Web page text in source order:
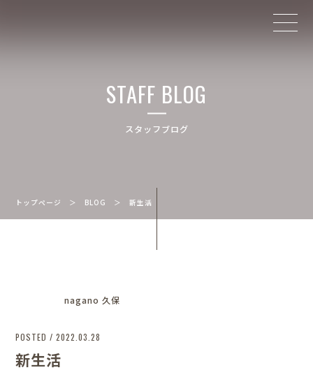
STAFF BLOG
スタッフブログ
トップページ ＞ BLOG ＞新生活
nagano 久保
POSTED / 2022.03.28
新生活